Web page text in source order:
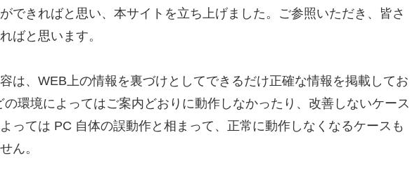
できればと思い、本サイトを立ち上げました。ご参照いただき、皆さ
ばと思います。
は、WEB上の情報を裏づけとしてできるだけ正確な情報を掲載してお
の環境によってはご案内どおりに動作しなかったり、改善しないケース
っては PC 自体の誤動作と相まって、正常に動作しなくなるケースも
ん。